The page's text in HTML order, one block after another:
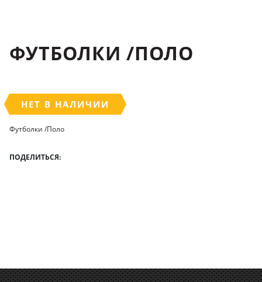
ФУТБОЛКИ /ПОЛО
НЕТ В НАЛИЧИИ
Футболки /Поло
ПОДЕЛИТЬСЯ: